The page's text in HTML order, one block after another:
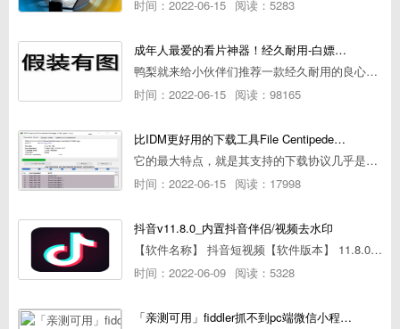
时间：2022-06-15 阅读：5283
成年人最爱的看片神器！经久耐用-白嫖全网资源
鸭梨就来给小伙伴们推荐一款经久耐用的良心播放器，资源齐全无广告，可以放心使用~
时间：2022-06-15 阅读：98165
比IDM更好用的下载工具File Centipede文件蜈蚣-秒杀迅雷-直接飞起！
它的最大特点，就是其支持的下载协议几乎是市面上最全面的，包括HTTP/FTP、BT种子、磁力链接，m3u8流任务（AES-128解密）。
时间：2022-06-15 阅读：17998
抖音v11.8.0_内置抖音伴侣/视频去水印
【软件名称】 抖音短视频【软件版本】 11.8.0【软件大小】 83.74M【是否Root】不需要【测试机型】PCML10 [oppo Reno Ace]【文字介绍】 抖音短视频app是一款很有意思娱
时间：2022-06-09 阅读：5328
「亲测可用」fiddler抓不到pc端微信小程序包解决方案